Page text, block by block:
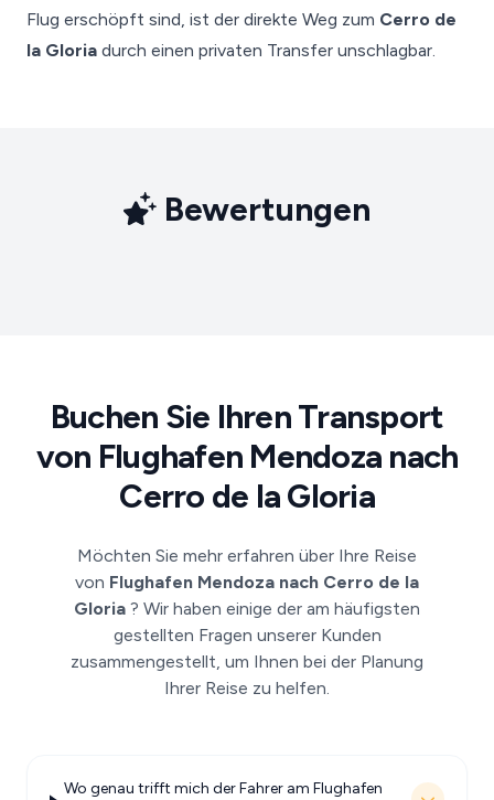
Flug erschöpft sind, ist der direkte Weg zum Cerro de
la Gloria durch einen privaten Transfer unschlagbar.
Bewertungen
Buchen Sie Ihren Transport
von Flughafen Mendoza nach
Cerro de la Gloria
Möchten Sie mehr erfahren über Ihre Reise
von Flughafen Mendoza nach Cerro de la
Gloria ? Wir haben einige der am häufigsten
gestellten Fragen unserer Kunden
zusammengestellt, um Ihnen bei der Planung
Ihrer Reise zu helfen.
Wo genau trifft mich der Fahrer am Flughafen